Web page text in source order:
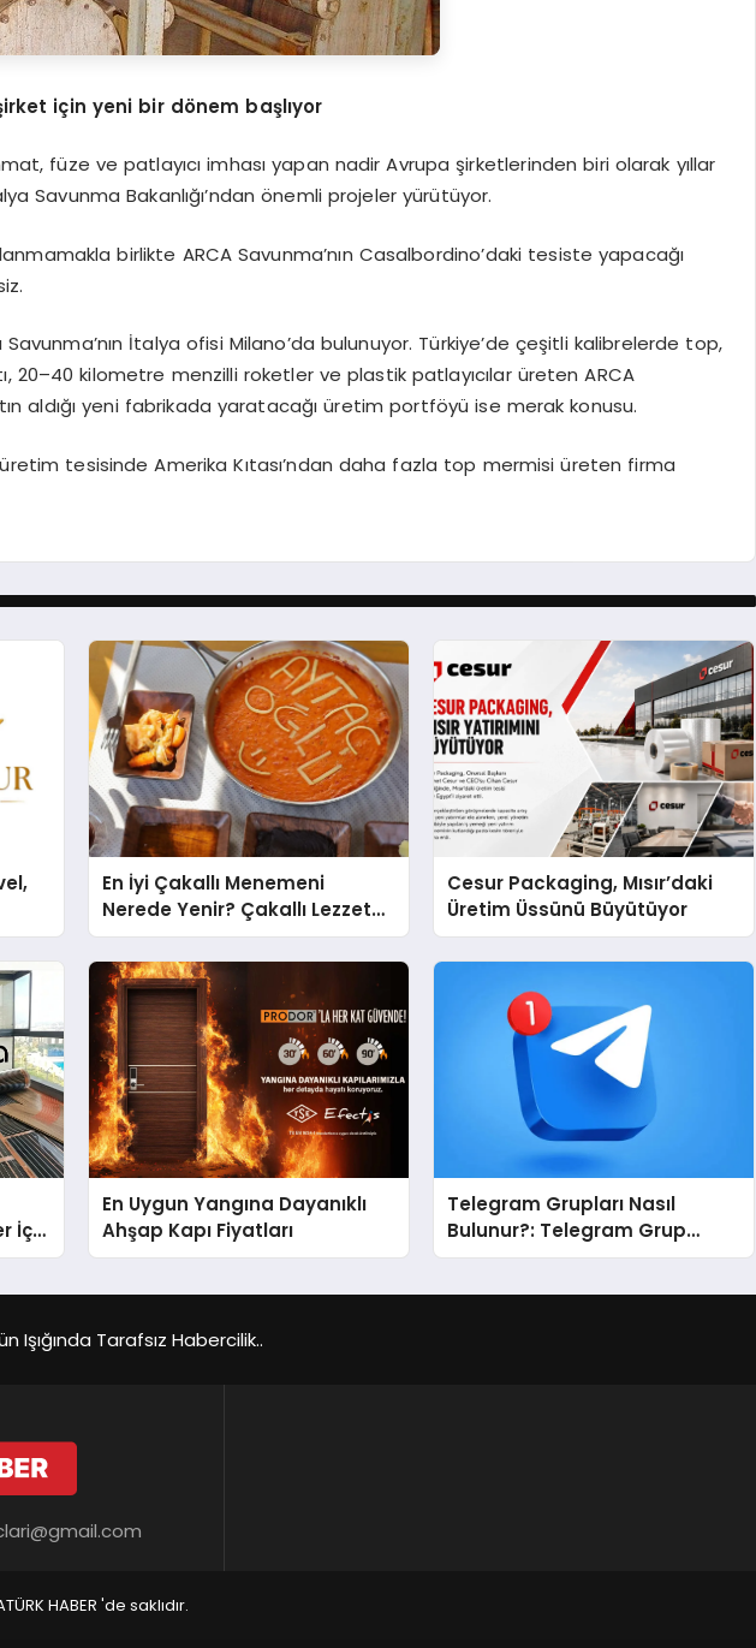
için yeni bir dönem başlıyor
füze ve patlayıcı imhası yapan nadir Avrupa şirketlerinden biri olarak yıllar
Savunma Bakanlığı’ndan önemli projeler yürütüyor.
birlikte ARCA Savunma’nın Casalbordino’daki tesiste yapacağı
İtalya ofisi Milano’da bulunuyor. Türkiye’de çeşitli kalibrelerde top,
20–40 kilometre menzilli roketler ve plastik patlayıcılar üreten ARCA
aldığı yeni fabrikada yaratacağı üretim portföyü ise merak konusu.
üretim tesisinde Amerika Kıtası’ndan daha fazla top mermisi üreten firma
En İyi Çakallı Menemeni
Nerede Yenir? Çakallı Lezzet
Rehberi
Cesur Packaging, Mısır’daki
Üretim Üssünü Büyütüyor
İçin
En Uygun Yangına Dayanıklı
Ahşap Kapı Fiyatları
Telegram Grupları Nasıl
Bulunur?: Telegram Grup
Bulma Sürecini Daha Verimli
Tarafsız Habercilik..
HABER 'de saklıdır.